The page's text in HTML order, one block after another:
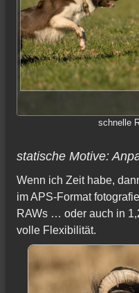
schnelle
statische Motive:
Wenn ich Zeit habe,
im APS-Format
RAWs … oder auch in
volle Flexibilität.